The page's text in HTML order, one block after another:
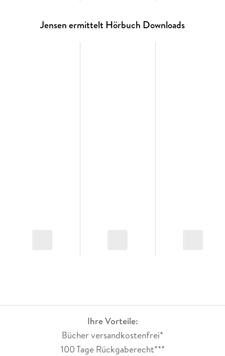
Jensen ermittelt Hörbuch Downloads
Ihre Vorteile:
Bücher versandkostenfrei*
100 Tage Rückgaberecht***